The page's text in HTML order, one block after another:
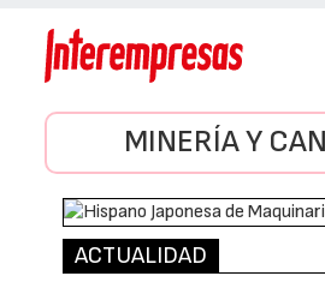
MINERÍA Y
ACTUALIDAD